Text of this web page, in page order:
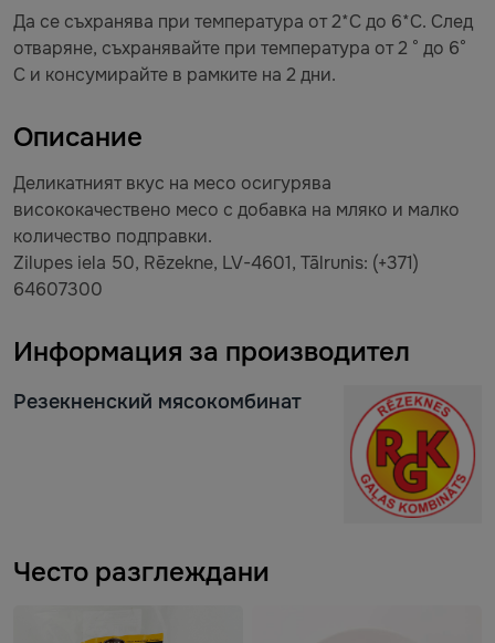
Да се съхранява при температура от 2*С до 6*С. След
отваряне, съхранявайте при температура от 2 ° до 6°
С и консумирайте в рамките на 2 дни.
Описание
Деликатният вкус на месо осигурява
висококачествено месо с добавка на мляко и малко
количество подправки.
Zilupes iela 50, Rēzekne, LV-4601, Tālrunis: (+371)
64607300
Информация за производител
Резекненский мясокомбинат
Често разглеждани